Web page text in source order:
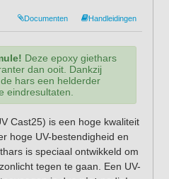
Documenten Handleidingen
Deze epoxy giethars
dan ooit. Dankzij
hars een helderder
eindresultaten.
Cast25) is een hoge kwaliteit
hoge UV-bestendigheid en
is speciaal ontwikkeld om
tegen te gaan. Een UV-